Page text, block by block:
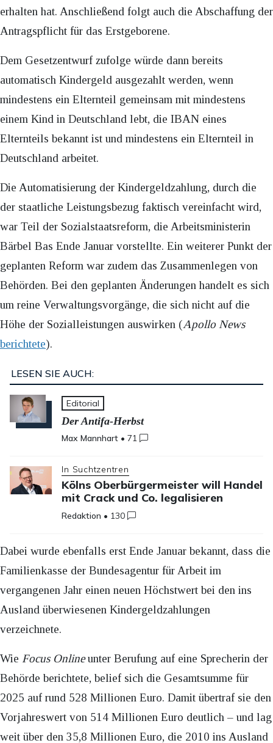
erhalten hat. Anschließend folgt auch die Abschaffung der
Antragspflicht für das Erstgeborene.
Dem Gesetzentwurf zufolge würde dann bereits
automatisch Kindergeld ausgezahlt werden, wenn
mindestens ein Elternteil gemeinsam mit mindestens
einem Kind in Deutschland lebt, die IBAN eines
Elternteils bekannt ist und mindestens ein Elternteil in
Deutschland arbeitet.
Die Automatisierung der Kindergeldzahlung, durch die
der staatliche Leistungsbezug faktisch vereinfacht wird,
war Teil der Sozialstaatsreform, die Arbeitsministerin
Bärbel Bas Ende Januar vorstellte. Ein weiterer Punkt der
geplanten Reform war zudem das Zusammenlegen von
Behörden. Bei den geplanten Änderungen handelt es sich
um reine Verwaltungsvorgänge, die sich nicht auf die
Höhe der Sozialleistungen auswirken (Apollo News
berichtete).
LESEN SIE AUCH:
Editorial
Der Antifa-Herbst
Max Mannhart •71
In Suchtzentren
Kölns Oberbürgermeister will Handel
mit Crack und Co. legalisieren
Redaktion • 130
Dabei wurde ebenfalls erst Ende Januar bekannt, dass die
Familienkasse der Bundesagentur für Arbeit im
vergangenen Jahr einen neuen Höchstwert bei den ins
Ausland überwiesenen Kindergeldzahlungen
verzeichnete.
Wie Focus Onlineunter Berufung auf eine Sprecherin der
Behörde berichtete, belief sich die Gesamtsumme für
2025 auf rund 528 Millionen Euro. Damit übertraf sie den
Vorjahreswert von 514 Millionen Euro deutlich – und lag
weit über den 35,8 Millionen Euro, die 2010 ins Ausland